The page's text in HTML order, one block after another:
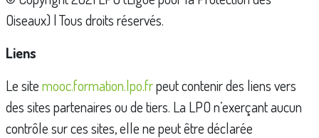
Oiseaux) | Tous droits réservés.
Liens
Le sitemooc.formation.lpo.frpeut contenir des liens vers
des sites partenaires ou de tiers. La LPO n’exerçant aucun
contrôle sur ces sites, elle ne peut être déclarée